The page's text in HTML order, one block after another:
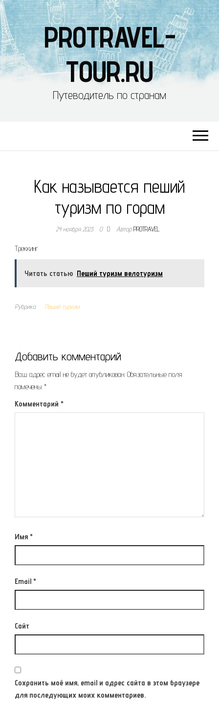
PROTRAVEL-
TOUR.RU
Путеводитель по странам
Как называется пеший
туризм по горам
24 ноября 2023 0 АвторPROTRAVEL
Треккинг
Читать статью Пеший туризм велотуризм
Рубрика Пеший туризм
Добавить комментарий
Ваш адрес email не будет опубликован. Обязательные поля
помечены *
Комментарий *
Имя *
Email *
Сайт
Сохранить моё имя, email и адрес сайта в этом браузере
для последующих моих комментариев.